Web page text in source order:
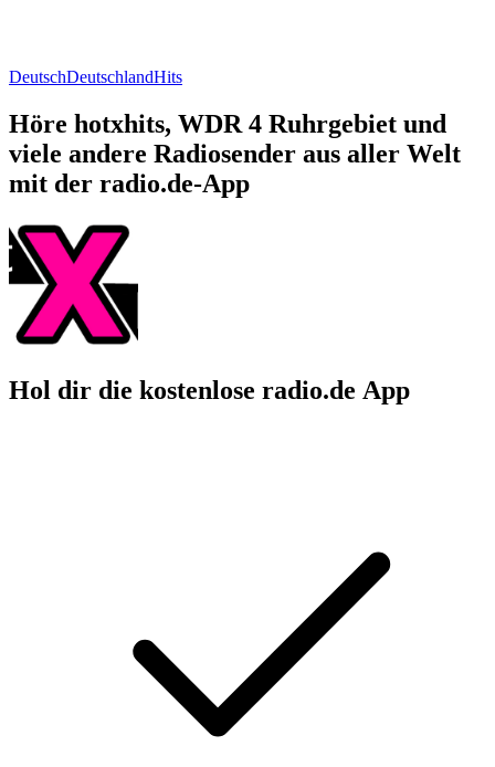
DeutschDeutschlandHits
Höre hotxhits, WDR 4 Ruhrgebiet und
viele andere Radiosender aus aller Welt
mit der radio.de-App
Hol dir die kostenlose radio.de App